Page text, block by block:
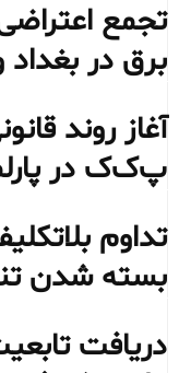
تجمع
برق در
آغاز روند
پ‌ک‌ک در
تداوم
بسته شدن
دریافت